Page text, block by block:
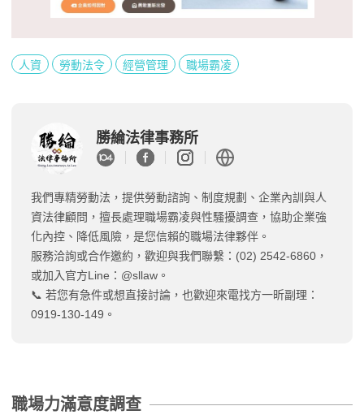
人資 勞動法令 經營管理 職場霸凌
勝綸法律事務所
我們專精勞動法，提供勞動諮詢、制度規劃、企業內訓與人
資法律顧問，擅長處理職場霸凌與性騷擾調查，協助企業強
化內控、降低風險，是您信賴的職場法律夥伴。
服務洽詢或合作邀約，歡迎與我們聯繫：(02) 2542-6860，
或加入官方Line：@sllaw。
📞 若您有急件或想直接討論，也歡迎來電找方一昕副理：
0919-130-149。
職場力滿意度調查